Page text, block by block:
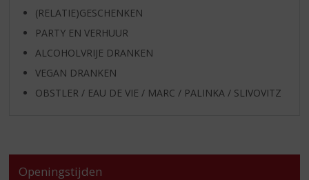
(RELATIE)GESCHENKEN
PARTY EN VERHUUR
ALCOHOLVRIJE DRANKEN
VEGAN DRANKEN
OBSTLER / EAU DE VIE / MARC / PALINKA / SLIVOVITZ
Openingstijden